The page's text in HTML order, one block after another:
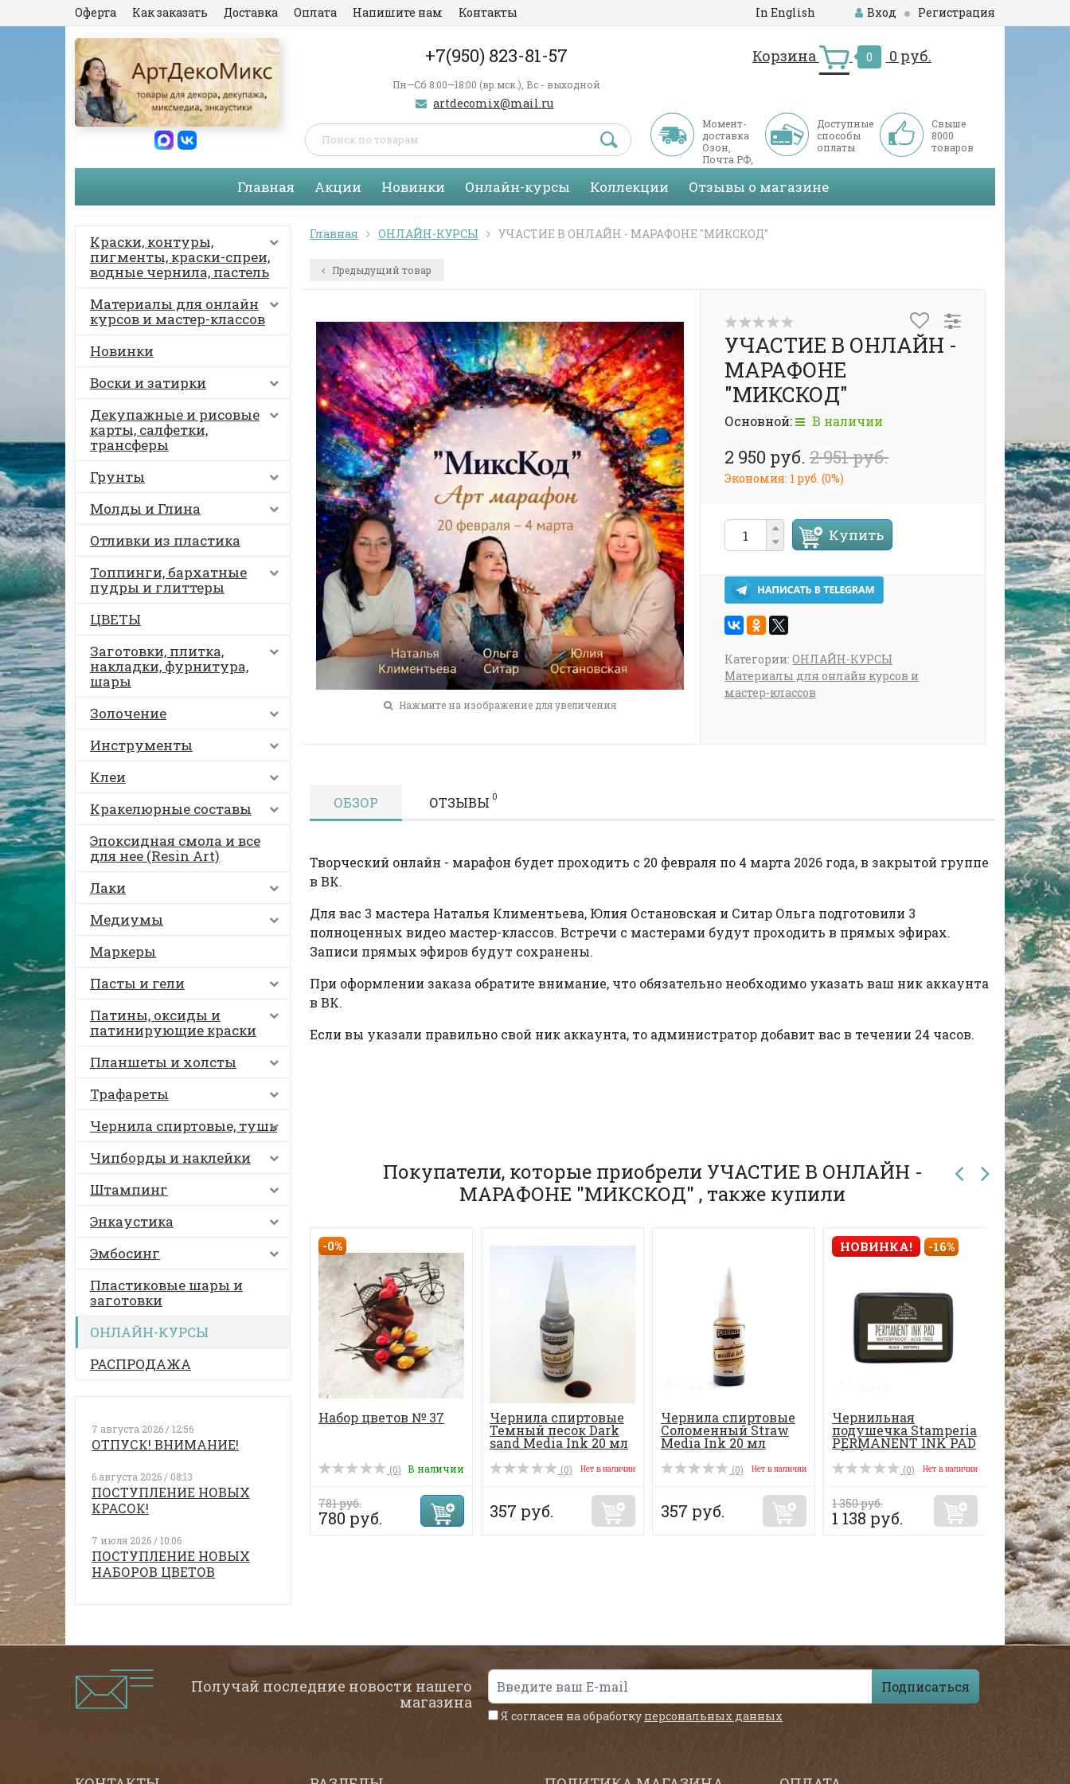
Оферта Как заказать Доставка Оплата Напишите нам Контакты In English Вход Регистрация
+7(950) 823-81-57
Пн—Сб 8:00—18:00 (вр.мск.), Вс - выходной
artdecomix@mail.ru
Корзина 0 0 руб.
Момент-
доставка
Озон,
Почта РФ,
СДЭК
Доступные
способы
оплаты
Свыше
8000
товаров
Главная Акции Новинки Онлайн-курсы Коллекции Отзывы о магазине
Краски, контуры,
пигменты, краски-спреи,
водные чернила, пастель
Материалы для онлайн
курсов и мастер-классов
Новинки
Воски и затирки
Декупажные и рисовые
карты, салфетки,
трансферы
Грунты
Молды и Глина
Отливки из пластика
Топпинги, бархатные
пудры и глиттеры
ЦВЕТЫ
Заготовки, плитка,
накладки, фурнитура,
шары
Золочение
Инструменты
Клеи
Кракелюрные составы
Эпоксидная смола и все
для нее (Resin Art)
Лаки
Медиумы
Маркеры
Пасты и гели
Патины, оксиды и
патинирующие краски
Планшеты и холсты
Трафареты
Чернила спиртовые, тушь
Чипборды и наклейки
Штампинг
Энкаустика
Эмбосинг
Пластиковые шары и
заготовки
ОНЛАЙН-КУРСЫ
РАСПРОДАЖА
7 августа 2026 / 12:56
ОТПУСК! ВНИМАНИЕ!
6 августа 2026 / 08:13
ПОСТУПЛЕНИЕ НОВЫХ
КРАСОК!
7 июля 2026 / 10:06
ПОСТУПЛЕНИЕ НОВЫХ
НАБОРОВ ЦВЕТОВ
Главная ОНЛАЙН-КУРСЫ УЧАСТИЕ В ОНЛАЙН - МАРАФОНЕ "МИКСКОД"
Предыдущий товар
Нажмите на изображение для увеличения
УЧАСТИЕ В ОНЛАЙН -
МАРАФОНЕ
"МИКСКОД"
Основной: В наличии
2 950 руб. 2 951 руб.
Экономия: 1 руб. (0%)
Купить
Категории:ОНЛАЙН-КУРСЫ
Материалы для онлайн курсов и
мастер-классов
ОБЗОР ОТЗЫВЫ 0
Творческий онлайн - марафон будет проходить с 20 февраля по 4 марта 2026 года, в закрытой группе
в ВК.
Для вас 3 мастера Наталья Климентьева, Юлия Остановская и Ситар Ольга подготовили 3
полноценных видео мастер-классов. Встречи с мастерами будут проходить в прямых эфирах.
Записи прямых эфиров будут сохранены.
При оформлении заказа обратите внимание, что обязательно необходимо указать ваш ник аккаунта
в ВК.
Если вы указали правильно свой ник аккаунта, то администратор добавит вас в течении 24 часов.
Покупатели, которые приобрели УЧАСТИЕ В ОНЛАЙН -
МАРАФОНЕ "МИКСКОД" , также купили
-0%
Набор цветов № 37
(0) В наличии
781 руб.
780 руб.
Чернила спиртовые
Темный песок Dark
sand Media Ink 20 мл
(0) Нет в наличии
357 руб.
Чернила спиртовые
Соломенный Straw
Media Ink 20 мл
(0) Нет в наличии
357 руб.
НОВИНКА! -16%
Чернильная
подушечка Stamperia
PERMANENT INK PAD
Black
(0) Нет в наличии
1 350 руб.
1 138 руб.
Получай последние новости нашего
магазина
Подписаться
Я согласен на обработку персональных данных